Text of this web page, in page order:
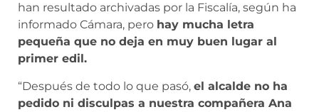
han resultado archivadas por la Fiscalía, según ha
informado Cámara, pero hay mucha letra
pequeña que no deja en muy buen lugar al
primer edil.
“Después de todo lo que pasó, el alcalde no ha
pedido ni disculpas a nuestra compañera Ana